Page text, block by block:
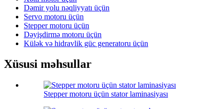
Dəmir yolu nəqliyyatı üçün
Servo motoru üçün
Stepper motoru üçün
Dəyişdirmə motoru üçün
Külək və hidravlik güc generatoru üçün
Xüsusi məhsullar
Stepper motoru üçün stator laminasiyası